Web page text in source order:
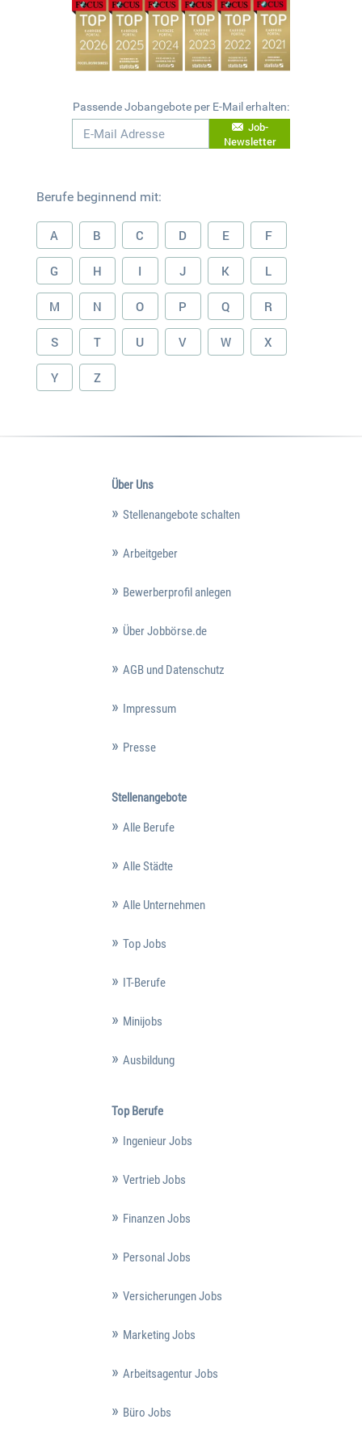
Passende Jobangebote per E-Mail erhalten:
Job-
Newsletter
Berufe beginnend mit:
A B C D E F
G H I J K L
M N O P Q R
S T U V W X
Y Z
Über Uns
Stellenangebote schalten
Arbeitgeber
Bewerberprofil anlegen
Über Jobbörse.de
AGB und Datenschutz
Impressum
Presse
Stellenangebote
Alle Berufe
Alle Städte
Alle Unternehmen
Top Jobs
IT-Berufe
Minijobs
Ausbildung
Top Berufe
Ingenieur Jobs
Vertrieb Jobs
Finanzen Jobs
Personal Jobs
Versicherungen Jobs
Marketing Jobs
Arbeitsagentur Jobs
Büro Jobs